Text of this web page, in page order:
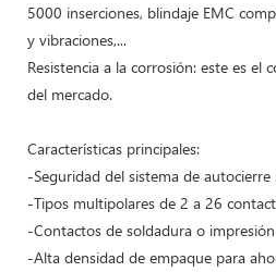
5000 inserciones, blindaje EMC
y vibraciones,...
Resistencia a la corrosión: este es el
del mercado.
Características principales:
-Seguridad del sistema de
-Tipos multipolares de 2 a 26
-Contactos de soldadura o
-Alta densidad de empaque para